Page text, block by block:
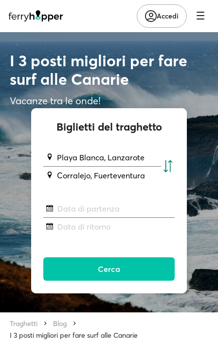
Accedi
I 3 posti migliori per fare
surf alle Canarie
Vacanze tra le onde!
Biglietti del traghetto
Playa Blanca, Lanzarote
Corralejo, Fuerteventura
Data di partenza
Data di ritorno
Cerca
Traghetti
Blog
I 3 posti migliori per fare surf alle Canarie